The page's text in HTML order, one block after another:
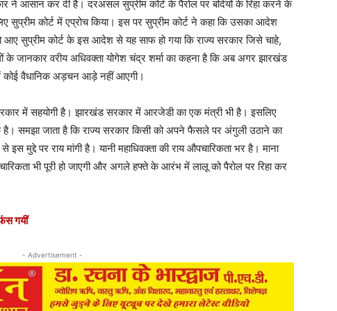
ने आसान कर दी है। दरअसल सुप्रीम कोर्ट के पैरोल पर बंदियों के रिहा करने के
कोर्ट में एप्रोच किया। इस पर सुप्रीम कोर्ट ने कहा कि उसका आदेश
सुप्रीम कोर्ट के इस आदेश से यह साफ हो गया कि राज्य सरकार जिसे चाहे,
के जानकार वरीय अधिवक्ता योगेश चंद्र शर्मा का कहना है कि अब अगर झारखंड
कोई वैधानिक अड़चन आड़े नहीं आएगी।
में सहयोगी है। झारखंड सरकार में आरजेडी का एक मंत्री भी है। इसलिए
है। समझा जाता है कि राज्य सरकार किसी को अपने फैसले पर अंगुली उठाने का
मुद्दे पर राय मांगी है। यानी महाधिवक्ता की राय औपचारिकता भर है। माना
भी पूरी हो जाएगी और अगले हफ्ते के आरंभ में लालू को पैरोल पर रिहा कर
गयीं
- Advertisement -